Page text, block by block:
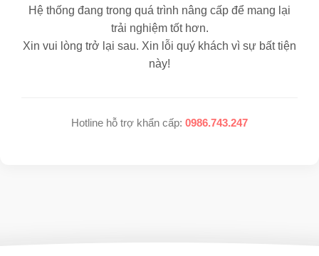
Hệ thống đang trong quá trình nâng cấp để mang lại
trải nghiệm tốt hơn.
Xin vui lòng trở lại sau. Xin lỗi quý khách vì sự bất tiện
này!
Hotline hỗ trợ khẩn cấp: 0986.743.247